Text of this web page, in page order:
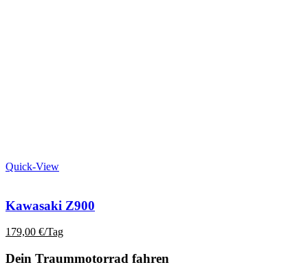
Quick-View
Kawasaki Z900
179,00 €/Tag
Dein Traummotorrad fahren